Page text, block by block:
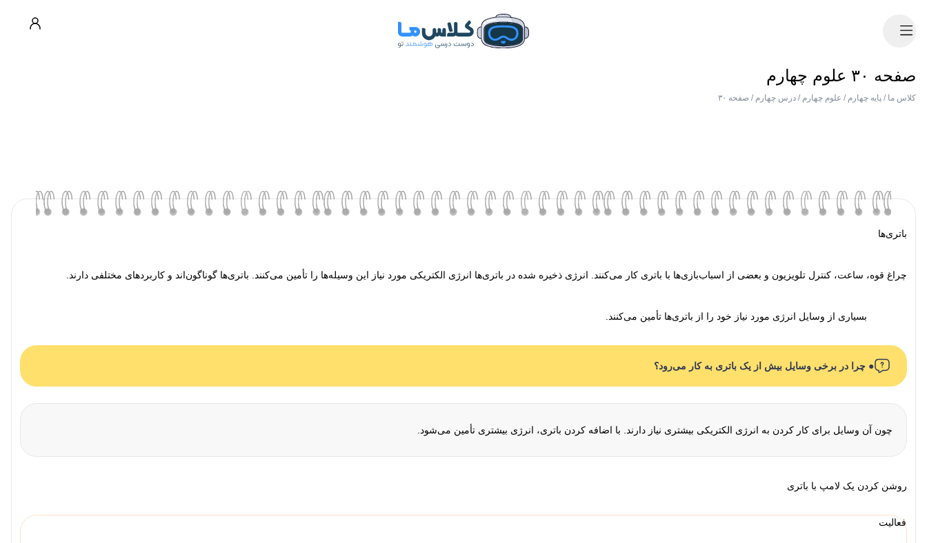
صفحه ۳۰ علوم چهارم
کلاس ما / پایه چهارم / علوم چهارم / درس چهارم / صفحه ۳۰
باتری‌ها
چراغ قوه، ساعت، کنترل تلویزیون و بعضی از اسباب‌بازی‌ها با باتری کار می‌کنند. انرژی ذخیره شده در باتری‌ها انرژی الکتریکی مورد نیاز این وسیله‌ها را تأمین می‌کنند. باتری‌ها گوناگون‌اند و کاربردهای مختلفی دارند.
بسیاری از وسایل انرژی مورد نیاز خود را از باتری‌ها تأمین می‌کنند.
● چرا در برخی وسایل بیش از یک باتری به کار می‌رود؟
چون آن وسایل برای کار کردن به انرژی الکتریکی بیشتری نیاز دارند. با اضافه کردن باتری، انرژی بیشتری تأمین می‌شود.
روشن کردن یک لامپ با باتری
فعالیت